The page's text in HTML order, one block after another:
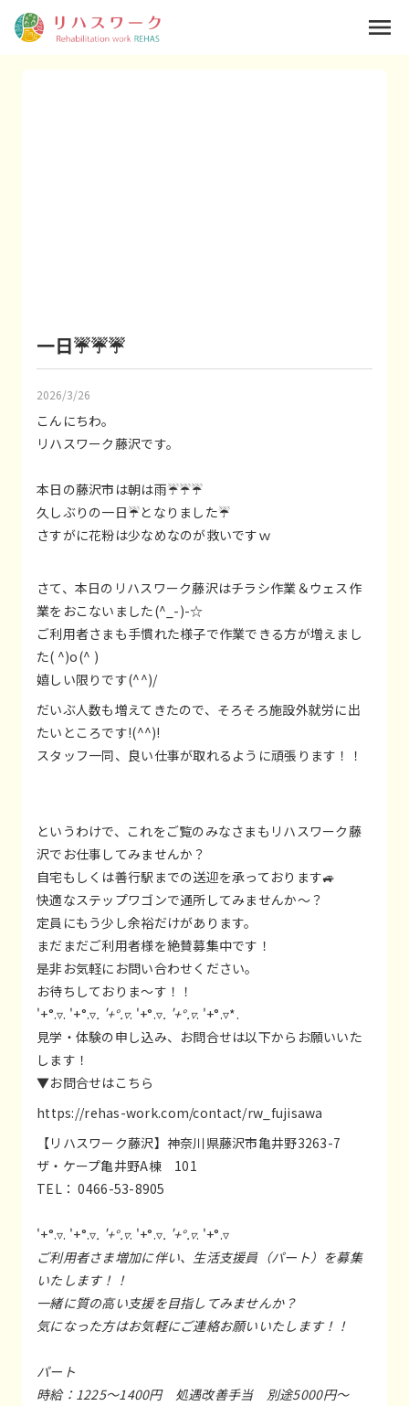
一日☔☔☔
2026/3/26
こんにちわ。
リハスワーク藤沢です。
本日の藤沢市は朝は雨☔☔☔
久しぶりの一日☔となりました☔
さすがに花粉は少なめなのが救いですｗ
さて、本日のリハスワーク藤沢はチラシ作業＆ウェス作
業をおこないました(^_-)-☆
ご利用者さまも手慣れた様子で作業できる方が増えまし
た( ^)o(^ )
嬉しい限りです(^^)/
だいぶ人数も増えてきたので、そろそろ施設外就労に出
たいところです!(^^)!
スタッフ一同、良い仕事が取れるように頑張ります！！
というわけで、これをご覧のみなさまもリハスワーク藤
沢でお仕事してみませんか？
自宅もしくは善行駅までの送迎を承っております🚙
快適なステップワゴンで通所してみませんか～？
定員にもう少し余裕だけがあります。
まだまだご利用者様を絶賛募集中です！
是非お気軽にお問い合わせください。
お待ちしておりま～す！！
'+°.▿. '+°.▿. '+°.▿. '+°.▿. '+°.▿. '+°.▿*.
見学・体験の申し込み、お問合せは以下からお願いいた
します！
▼お問合せはこちら
https://rehas-work.com/contact/rw_fujisawa
【リハスワーク藤沢】神奈川県藤沢市亀井野3263-7
ザ・ケープ亀井野A棟 101
TEL： 0466-53-8905
'+°.▿. '+°.▿. '+°.▿. '+°.▿. '+°.▿. '+°.▿
ご利用者さま増加に伴い、生活支援員（パート）を募集
いたします！！
一緒に質の高い支援を目指してみませんか？
気になった方はお気軽にご連絡お願いいたします！！
パート
時給：1225～1400円 処遇改善手当 別途5000円～
menu